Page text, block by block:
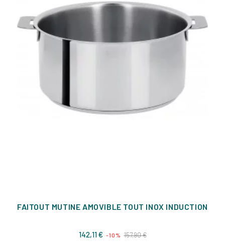
FAITOUT MUTINE AMOVIBLE TOUT INOX INDUCTION
142,11 € Prix
-10% 157,90 €Prix